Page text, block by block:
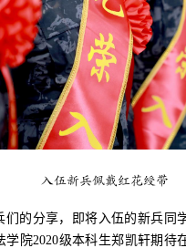
入伍新兵佩戴红花绶带
们的分享，即将入伍的新兵同
学院2020级本科生郑凯轩期待